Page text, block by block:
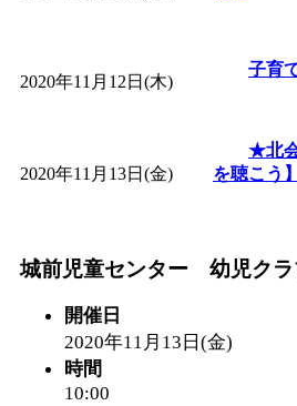
2020年11月12日(木)
子育
2020年11月13日(金)
★北
を聴こう
城前児童センター 幼児クラ
開催日
2020年11月13日(金)
時間
10:00